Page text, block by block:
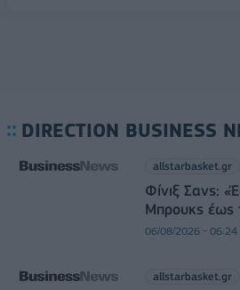
DIRECTION BUSINESS
allstarbasket.gr
Φίνιξ Σανς:
Μπρουκς έως
06/08/2026 - 06:24
allstarbasket.gr